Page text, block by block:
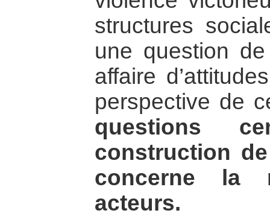
structures
une question
affaire
perspective de
questions
construction
concerne la
acteurs.